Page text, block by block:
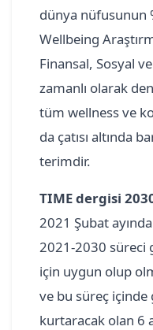
dünya nüfusunun
Wellbeing
Finansal, Sosyal
zamanlı olarak
tüm wellness ve
da çatısı altında
terimdir.
TIME dergisi
2021 Şubat
2021-2030 süreci
için uygun olup
ve bu süreç içinde
kurtaracak olan 6